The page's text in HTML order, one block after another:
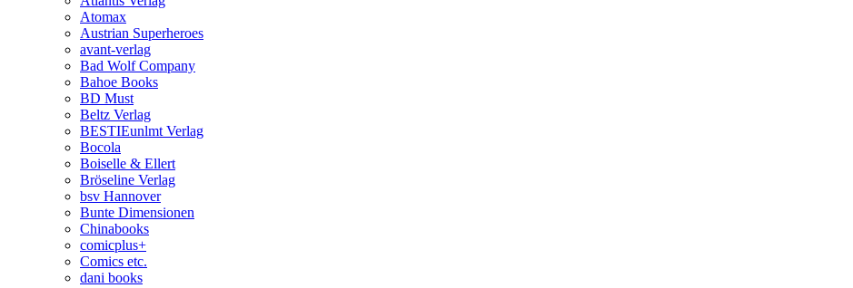
Atomax
Austrian Superheroes
avant-verlag
Bad Wolf Company
Bahoe Books
BD Must
Beltz Verlag
BESTIEunlmt Verlag
Bocola
Boiselle & Ellert
Bröseline Verlag
bsv Hannover
Bunte Dimensionen
Chinabooks
comicplus+
Comics etc.
dani books